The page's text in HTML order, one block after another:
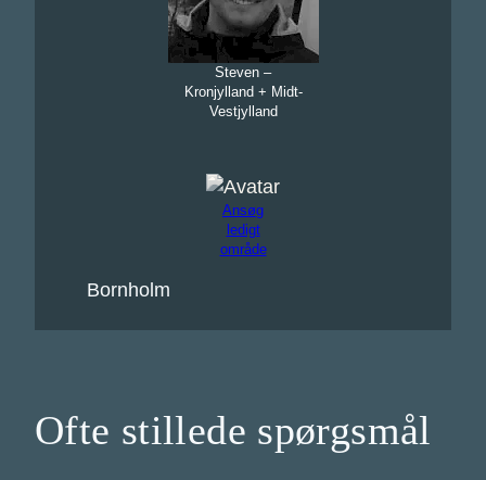
Steven –
Kronjylland + Midt-
Vestjylland
Ansøg
ledigt
område
Bornholm
Ofte stillede spørgsmål